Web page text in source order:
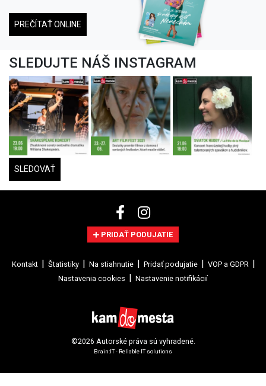
PREČÍTAŤ ONLINE
SLEDUJTE NÁŠ INSTAGRAM
SLEDOVAŤ
PRIDAŤ PODUJATIE
Kontakt Štatistiky Na stiahnutie Pridať podujatie
VOP a GDPR
Nastavenia cookies
Nastavenie notifikácií
©2026 Autorské práva sú vyhradené.
Brain:IT - Reliable IT solutions